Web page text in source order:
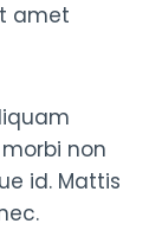
amet
non
id. Mattis